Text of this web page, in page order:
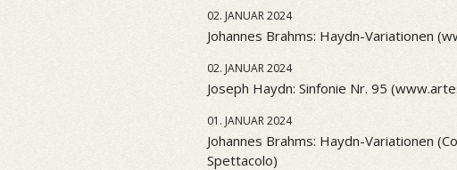
02. JANUAR 2024
Johannes Brahms: Haydn-Variationen
02. JANUAR 2024
Joseph Haydn: Sinfonie Nr. 95
01. JANUAR 2024
Johannes Brahms: Haydn-Variationen
Spettacolo)